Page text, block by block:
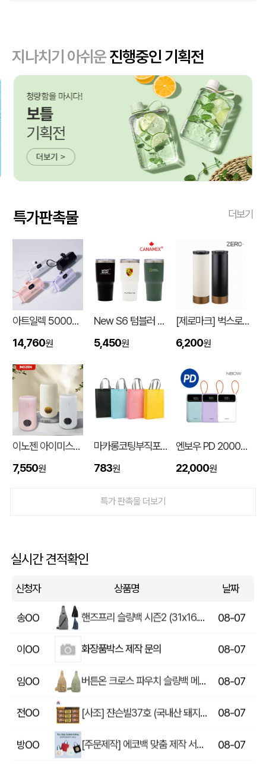
지나치기 아쉬운진행중인 기획전
특가판촉물 더보기
아트일렉 5000mAh 도킹형 보조 배터리
14,760원
New S6 텀블러 600ml
5,450원
[제로마크] 벅스로얄텀블러 500ml
6,200원
이노젠 아이미스트 에어 무드등 휴대용 무선가습기
7,550원
마카롱코팅부직포가방 (300*430*105mm)
783원
엔보우 PD 20000mAh 케이블일체형 보조배터리 P20
22,000원
특가 판촉물 더보기
실시간 견적확인
신청자 상품명 날짜
이OO 입체형떡메모_(도자기레인보우)
이OO 스탠다드 에코백 (350x100x370mm) 08-07
정OO [친환경인증] R-PET 고밀도 리유저블백 (검정내피/170g)(S~XL)